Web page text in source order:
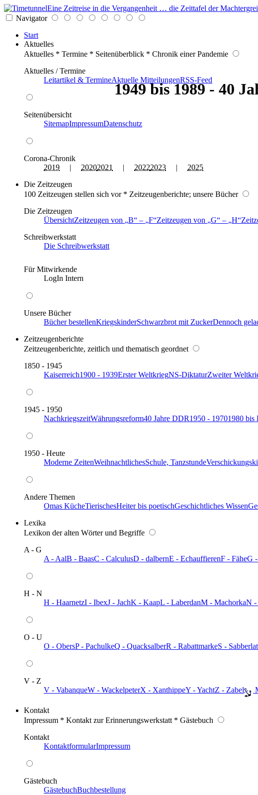
Eine Zeitreise in die Vergangenheit … die Zeittafel der
Navigator
Start
Aktuelles
Aktuelles * Termine * Seitenüberblick * Chronik einer Pandemie
Aktuelles / Termine
Leitartikel & TermineAktuelle MitteilungenRSS-Feed
Seitenübersicht
SitemapImpressumDatenschutz
Corona-Chronik
2019 | 20202021 | 20222023 | 2025
Die Zeitzeugen
100 Zeitzeugen stellen sich vor * Zeitzeugenberichte; unsere Bücher
Die Zeitzeugen
ÜbersichtZeitzeugen von B – F Zeitzeugen von G – H
Schreibwerkstatt
Die Schreibwerkstatt
Für Mitwirkende
LogIn Intern
Unsere Bücher
Bücher bestellenKriegskinderSchwarzbrot mit ZuckerDennoch
Zeitzeugenberichte
Zeitzeugenberichte, zeitlich und thematisch geordnet
1850 - 1945
Kaiserreich1900 - 1939Erster WeltkriegNS-DiktaturZweiter
1945 - 1950
NachkriegszeitWährungsreform40 Jahre DDR1950 - 19701980 bis
1950 - Heute
Moderne ZeitenWeihnachtlichesSchule, Tanzstunde
Andere Themen
Omas KücheTierischesHeiter bis poetischGeschichtliches Wissen
Lexika
Lexikon der alten Wörter und Begriffe
A - G
A - AalB - BaasC - CalculusD - dalbernE - EchauffierenF - FäheG
H - N
H - HaarnetzI - IbexJ - JachK - KaapL - LaberdanM - MachorkaN -
O - U
O - ObersP - PachulkeQ - QuacksalberR - RabattmarkeS -
V - Z
V - VabanqueW - WackelpeterX - XanthippeY - YachtZ - Zabel
Kontakt
Impressum * Kontakt zur Erinnerungswerkstatt * Gästebuch
Kontakt
KontaktformularImpressum
Gästebuch
GästebuchBuchbestellung
1949 bis 1989 - 40